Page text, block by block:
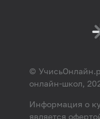
©
онлайн-школ,
Информация о
является